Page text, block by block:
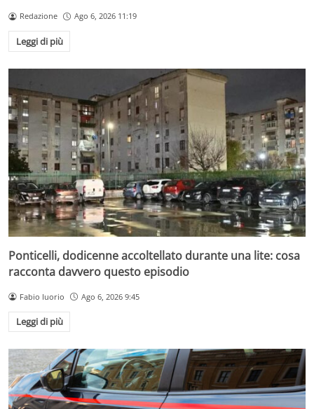
Redazione Ago 6, 2026 11:19
Leggi di più
Ponticelli, dodicenne accoltellato durante una lite: cosa
racconta davvero questo episodio
Fabio Iuorio Ago 6, 2026 9:45
Leggi di più